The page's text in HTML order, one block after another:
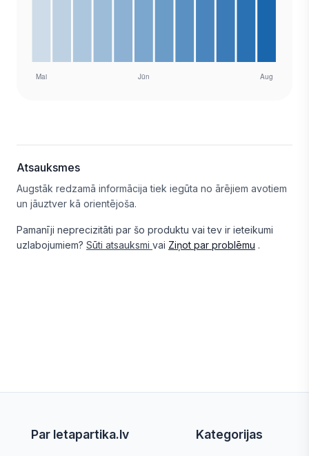
Atsauksmes
Augstāk redzamā informācija tiek iegūta no ārējiem avotiem
un jāuztver kā orientējoša.
Pamanīji neprecizitāti par šo produktu vai tev ir ieteikumi
uzlabojumiem? Sūti atsauksmi vai Ziņot par problēmu .
Par letapartika.lv Kategorijas